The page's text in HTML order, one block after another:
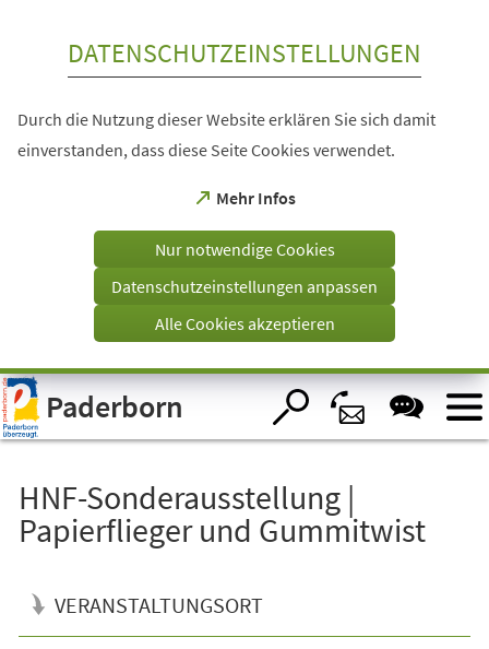
Visuelle
Assistenzsoftware
öffnen.
DATENSCHUTZEINSTELLUNGEN
Durch die Nutzung dieser Website erklären Sie sich damit
einverstanden, dass diese Seite Cookies verwendet.
Mehr Infos
(Öffnet
einem
Tab)
Nur notwendige Cookies
Datenschutzeinstellungen anpassen
Alle Cookies akzeptieren
Paderborn
HNF-Sonderausstellung |
Papierflieger und Gummitwist
VERANSTALTUNGSORT